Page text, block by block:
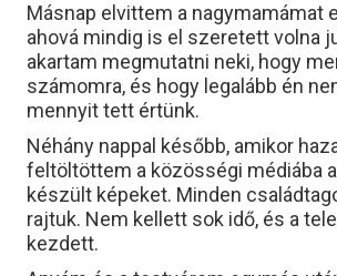
Másnap elvittem a nagymamámat
ahová mindig is el szeretett volna
akartam megmutatni neki, hogy
számomra, és hogy legalább én
mennyit tett értünk.
Néhány nappal később, amikor
feltöltöttem a közösségi médiába
készült képeket. Minden
rajtuk. Nem kellett sok idő, és a
kezdett.